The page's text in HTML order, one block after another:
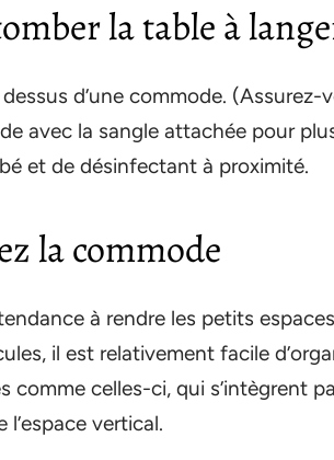
la table à
d’une commode. (Assurez-
avec la sangle attachée pour
et de désinfectant à proximité.
la commode
à rendre les petits
il est relativement facile
comme celles-ci, qui s’intègrent
vertical.